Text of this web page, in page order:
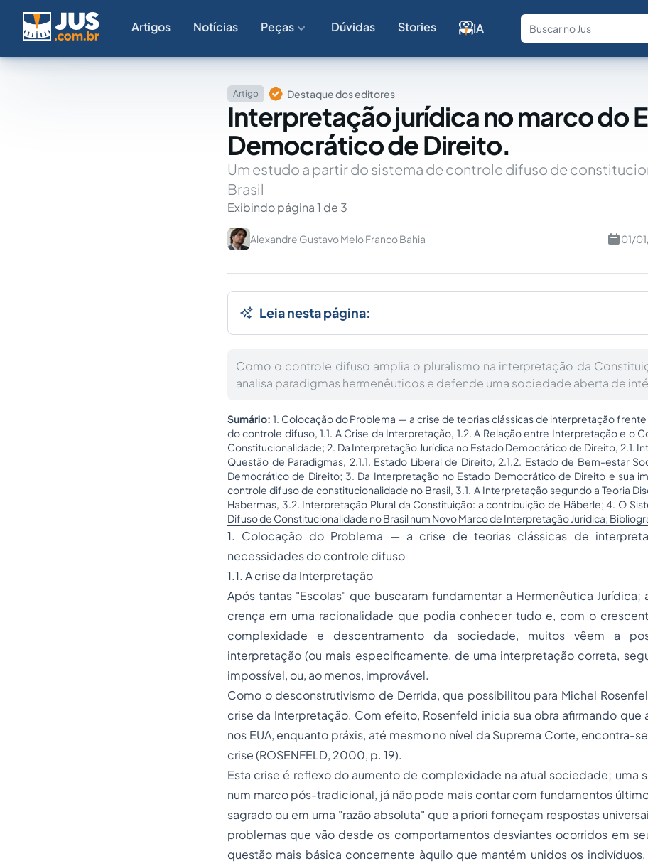
Artigos Notícias Peças Dúvidas Stories IA
Fale com a
Artigo Destaque dos editores
Interpretação jurídica no marco do
Democrático de Direito.
Um estudo a partir do sistema de controle difuso de
Brasil
Exibindo página 1 de 3
Alexandre Gustavo Melo Franco Bahia 01/
Leia nesta página:
Como o controle difuso amplia o pluralismo na interpretação da
analisa paradigmas hermenêuticos e defende uma sociedade aberta de
Sumário: 1. Colocação do Problema — acrise de teorias clássicas de interpretação
do controle difuso, 1.1. A Crise da Interpretação, 1.2. A Relação entre Interpretação e o
Constitucionalidade; 2. Da Interpretação Jurídica no Estado Democrático de Direito, 2.1.
Questão de Paradigmas, 2.1.1. Estado Liberal de Direito, 2.1.2. Estado de Bem-estar
Democrático de Direito; 3. Da Interpretação no Estado Democrático de Direito e sua
controle difuso de constitucionalidade no Brasil, 3.1. A Interpretação segundo a Teoria
Habermas, 3.2. Interpretação Plural da Constituição: a contribuição de Häberle; 4. O
Difuso de Constitucionalidade no Brasil num Novo Marco de Interpretação Jurídica;
1. Colocação do Problema — a crise de teorias clássicas de
necessidades do controle difuso
1.1. A crise da Interpretação
Após tantas "Escolas" que buscaram fundamentar a Hermenêutica Jurídica;
crença em uma racionalidade que podia conhecer tudo e, com o
complexidade e descentramento da sociedade, muitos vêem a
interpretação (ou mais especificamente, de uma interpretação correta,
impossível, ou, ao menos, improvável.
Como o desconstrutivismo de Derrida, que possibilitou para Michel
crise da Interpretação. Com efeito, Rosenfeld inicia sua obra afirmando que
nos EUA, enquanto práxis, até mesmo no nível da Suprema Corte, encontra-
crise (ROSENFELD, 2000, p. 19).
Esta crise é reflexo do aumento de complexidade na atual sociedade; uma
num marco pós-tradicional, já não pode mais contar com fundamentos
sagrado ou em uma "razão absoluta" que a priori forneçam respostas
problemas que vão desde os comportamentos desviantes ocorridos em
questão mais básica concernente àquilo que mantém unidos os